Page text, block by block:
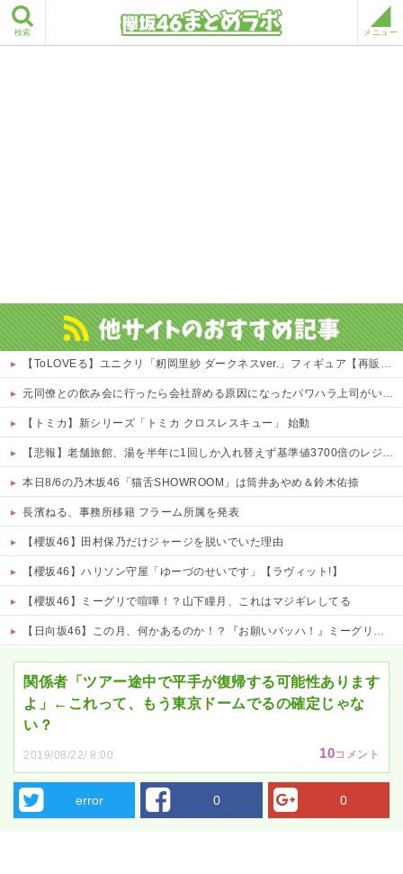
検索 メニュー
【ToLOVEる】ユニクリ「籾岡里紗 ダークネスver.」フィギュア【再販予約開始】
元同僚との飲み会に行ったら会社辞める原因になったパワハラ上司がいてブチ切れそう！「俺が鍛えたから出世したんだろ奢れ」とか何様のつもりだ？
【トミカ】新シリーズ「トミカ クロスレスキュー」 始動
【悲報】老舗旅館、湯を半年に1回しか入れ替えず基準値3700倍のレジオネラ菌増殖…その理由がこれｗｗｗｗ 他
本日8/6の乃木坂46「猫舌SHOWROOM」は筒井あやめ＆鈴木佑捺
長濱ねる、事務所移籍 フラーム所属を発表
【櫻坂46】田村保乃だけジャージを脱いでいた理由
【櫻坂46】ハリソン守屋「ゆーづのせいです」【ラヴィット!】
【櫻坂46】ミーグリで喧嘩！？山下瞳月、これはマジギレしてる
【日向坂46】この月、何かあるのか！？『お願いバッハ！』ミーグリ日程がこちら
関係者「ツアー途中で平手が復帰する可能性あります
よ」←これって、もう東京ドームでるの確定じゃな
い？
2019/08/22/ 8:00 10コメント
error 0 0